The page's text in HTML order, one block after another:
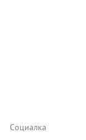
Социалка